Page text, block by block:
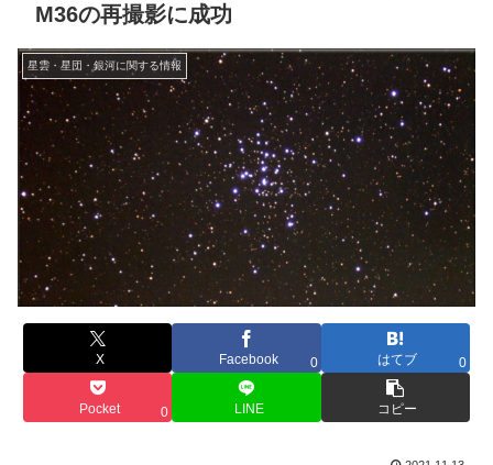
M36の再撮影に成功
星雲・星団・銀河に関する情報
X Facebook 0 はてブ 0
Pocket 0 LINE コピー